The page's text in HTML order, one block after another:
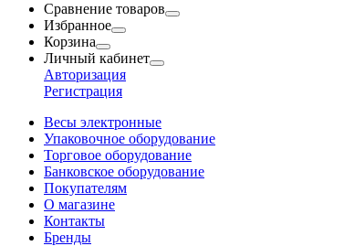
Сравнение товаров
Избранное
Корзина
Личный кабинет
Авторизация
Регистрация
Весы электронные
Упаковочное оборудование
Торговое оборудование
Банковское оборудование
Покупателям
О магазине
Контакты
Бренды